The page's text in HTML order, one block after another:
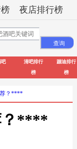
夜店排行榜
吧
清吧排行
榜
蹦迪排行
榜
荐？****
？****